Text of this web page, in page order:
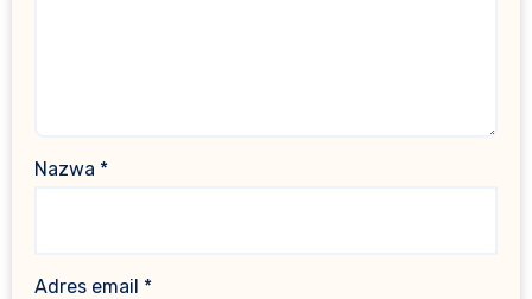
Nazwa *
Adres email *